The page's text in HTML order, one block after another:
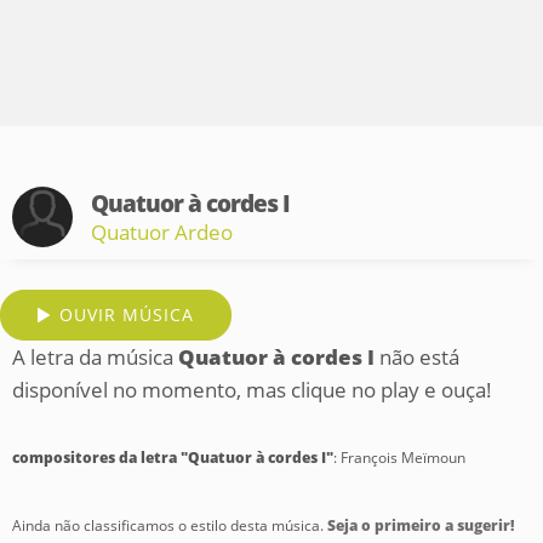
Quatuor à cordes I
Quatuor Ardeo
OUVIR MÚSICA
A letra da música Quatuor à cordes I não está
disponível no momento, mas clique no play e ouça!
compositores da letra "Quatuor à cordes I": François Meïmoun
Ainda não classificamos o estilo desta música.Seja o primeiro a sugerir!